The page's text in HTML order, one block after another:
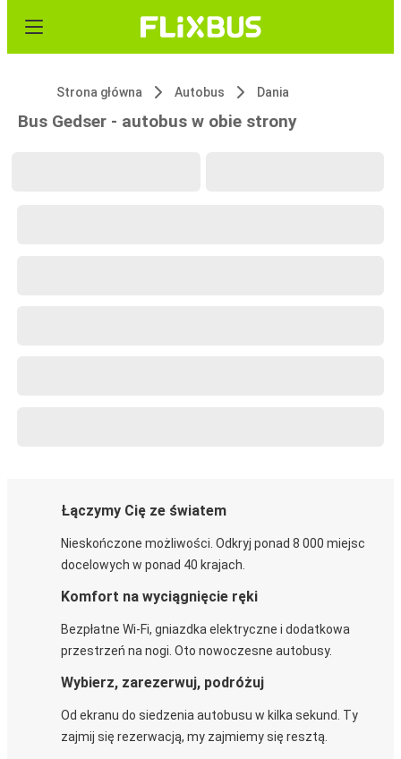
Strona główna Autobus Dania
Bus Gedser - autobus w obie strony
Łączymy Cię ze światem
Nieskończone możliwości. Odkryj ponad 8 000 miejsc
docelowych w ponad 40 krajach.
Komfort na wyciągnięcie ręki
Bezpłatne Wi-Fi, gniazdka elektryczne i dodatkowa
przestrzeń na nogi. Oto nowoczesne autobusy.
Wybierz, zarezerwuj, podróżuj
Od ekranu do siedzenia autobusu w kilka sekund. Ty
zajmij się rezerwacją, my zajmiemy się resztą.